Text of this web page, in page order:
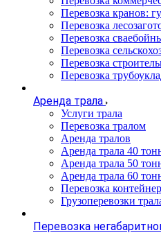
Перевозка кранов:
Перевозка
Перевозка
Перевозка
Перевозка
Перевозка
Аренда трала
Услуги трала
Перевозка тралом
Аренда тралов
Аренда трала 40
Аренда трала 50
Аренда трала 60
Перевозка
Грузоперевозки
Перевозка